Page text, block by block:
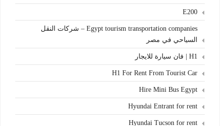
E200
Egypt tourism transportation companies – شركات النقل
السياحي في مصر
H1 | فان سيارة للايجار
H1 For Rent From Tourist Car
Hire Mini Bus Egypt
Hyundai Entrant for rent
Hyundai Tucson for rent